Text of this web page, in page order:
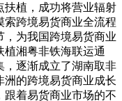
扶植，成功将营业辐射
跨境易货商业全流程
为我国跨境易货商业
植湘粤非铁海联运通
，逐渐成立了湖南取非
的跨境易货商业成长
着易货商业市场的不